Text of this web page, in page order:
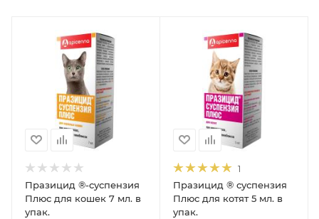
Празицид ®-суспензия
Плюс для кошек 7 мл. в
упак.
1
Празицид ® суспензия
Плюс для котят 5 мл. в
упак.